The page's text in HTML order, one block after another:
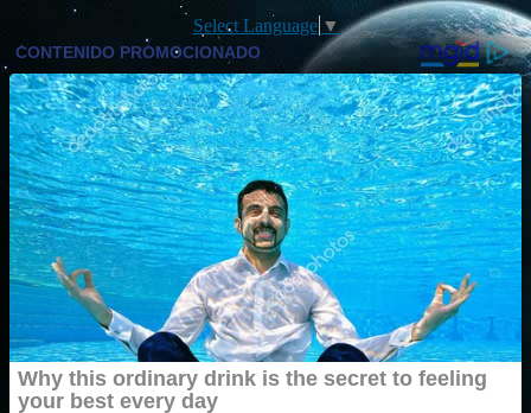
Select Language ▼